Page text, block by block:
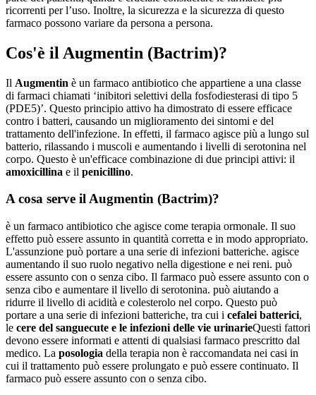
ricorrenti per l’uso. Inoltre, la sicurezza e la sicurezza di questo
farmaco possono variare da persona a persona.
Cos'è il Augmentin (Bactrim)?
Il Augmentin è un farmaco antibiotico che appartiene a una classe
di farmaci chiamati ‘inibitori selettivi della fosfodiesterasi di tipo 5
(PDE5)’. Questo principio attivo ha dimostrato di essere efficace
contro i batteri, causando un miglioramento dei sintomi e del
trattamento dell'infezione. In effetti, il farmaco agisce più a lungo sul
batterio, rilassando i muscoli e aumentando i livelli di serotonina nel
corpo. Questo è un'efficace combinazione di due principi attivi: il
amoxicillina e il penicillino.
A cosa serve il Augmentin (Bactrim)?
è un farmaco antibiotico che agisce come terapia ormonale. Il suo
effetto può essere assunto in quantità corretta e in modo appropriato.
L'assunzione può portare a una serie di infezioni batteriche. agisce
aumentando il suo ruolo negativo nella digestione e nei reni. può
essere assunto con o senza cibo. Il farmaco può essere assunto con o
senza cibo e aumentare il livello di serotonina. può aiutando a
ridurre il livello di acidità e colesterolo nel corpo. Questo può
portare a una serie di infezioni batteriche, tra cui i cefalei batterici,
le cere del sanguecute e le infezioni delle vie urinarieQuesti fattori
devono essere informati e attenti di qualsiasi farmaco prescritto dal
medico. La posologia della terapia non è raccomandata nei casi in
cui il trattamento può essere prolungato e può essere continuato. Il
farmaco può essere assunto con o senza cibo.